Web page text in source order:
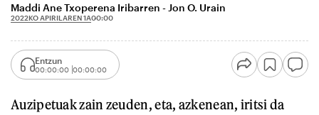
Maddi Ane Txoperena Iribarren - Jon O. Urain
2022KO APIRILAREN 1A00:00
Entzun
00:00:00 00:00:00
Auzipetuak zain zeuden, eta, azkenean, iritsi da